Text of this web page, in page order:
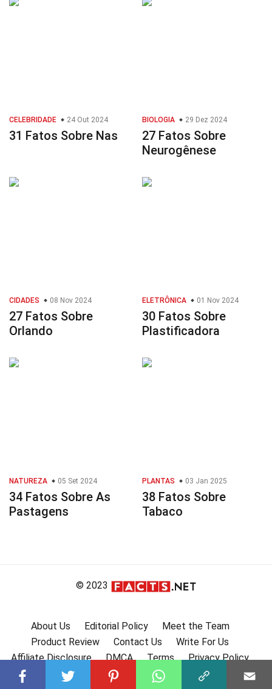
CELEBRIDADE 24 Out 2024
31 Fatos Sobre Nas
BIOLOGIA 29 Dez 2024
27 Fatos Sobre
Neurogênese
CIDADES 08 Nov 2024
27 Fatos Sobre
Orlando
ELETRÔNICA 01 Nov 2024
30 Fatos Sobre
Plastificadora
NATUREZA 05 Set 2024
34 Fatos Sobre As
Pastagens
PLANTAS 03 Jan 2025
38 Fatos Sobre
Tabaco
© 2023
About Us Editorial Policy
Meet the Team
Product Review
Contact Us
Write For Us
Affiliate Disclosure
DMCA Terms
Privacy Policy
Submit Facts
More Facts